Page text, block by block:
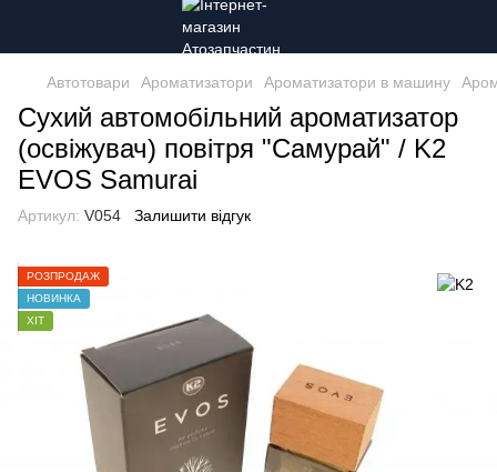
Автотовари Ароматизатори Ароматизатори в машину
Сухий автомобільний ароматизатор
(освіжувач) повітря "Самурай" / K2
EVOS Samurai
Артикул: V054 Залишити відгук
РОЗПРОДАЖ
НОВИНКА
ХІТ